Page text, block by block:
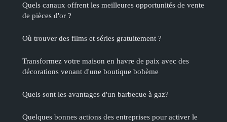
Quels canaux offrent les meilleures opportunités de vente
de pièces d'or ?
Où trouver des films et séries gratuitement ?
Transformez votre maison en havre de paix avec des
décorations venant d'une boutique bohème
Quels sont les avantages d'un barbecue à gaz?
Quelques bonnes actions des entreprises pour activer le